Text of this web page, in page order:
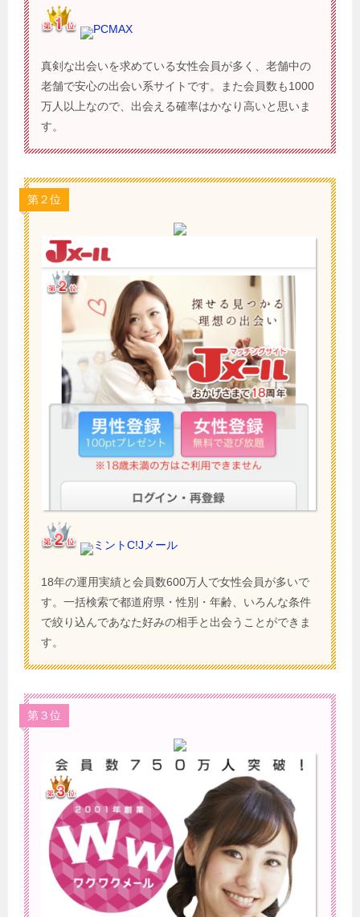
PCMAX
真剣な出会いを求めている女性会員が多く、老舗中の
老舗で安心の出会い系サイトです。また会員数も1000
万人以上なので、出会える確率はかなり高いと思いま
す。
第２位
ミントC!Jメール
18年の運用実績と会員数600万人で女性会員が多いで
す。一括検索で都道府県・性別・年齢、いろんな条件
で絞り込んであなた好みの相手と出会うことができま
す。
第３位